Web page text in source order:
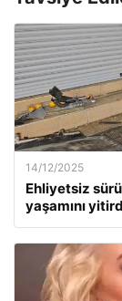
14/12/2025
Ehliyetsiz
yaşamını